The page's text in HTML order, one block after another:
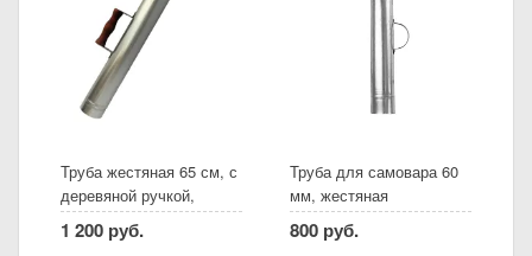
Труба жестяная 65 см, с
деревяной ручкой,
оцинкованная
1 200 руб.
Труба для самовара 60
мм, жестяная
800 руб.